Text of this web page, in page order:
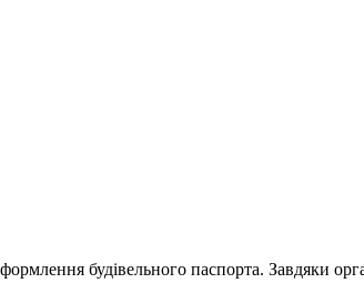
будівельного паспорта. Завдяки